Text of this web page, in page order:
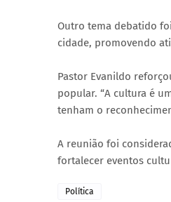
Outro tema debatido
cidade, promovendo
Pastor Evanildo
popular. “A cultura é
tenham o
A reunião foi
fortalecer eventos
Política